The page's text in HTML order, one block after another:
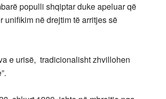
populli shqiptar duke apeluar që
unifikim në drejtim të arritjes së
e urisë, tradicionalisht zhvillohen